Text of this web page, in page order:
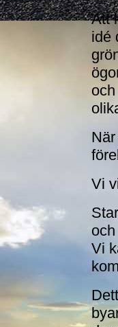
Att
idé
Vi
Vi